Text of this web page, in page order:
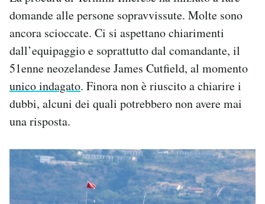
domande alle persone sopravvissute. Molte sono
ancora scioccate. Ci si aspettano chiarimenti
dall’equipaggio e soprattutto dal comandante, il
51enne neozelandese James Cutfield, al momento
unico indagato. Finora non è riuscito a chiarire i
dubbi, alcuni dei quali potrebbero non avere mai
una risposta.